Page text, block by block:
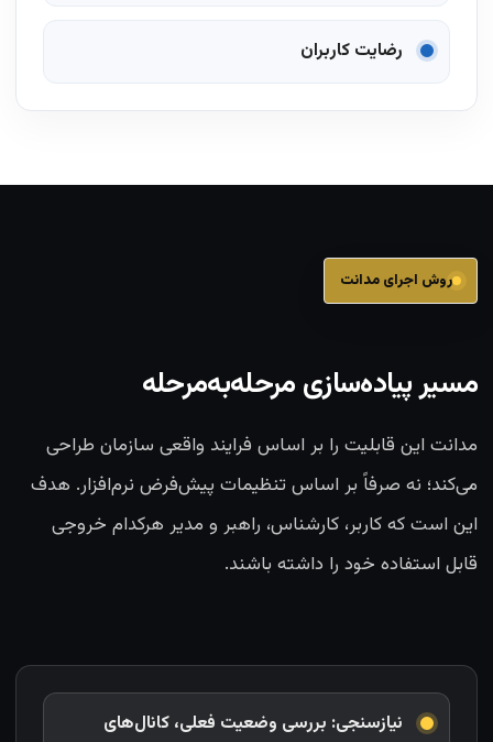
رضایت کاربران
روش اجرای مدانت
مسیر پیاده‌سازی مرحله‌به‌مرحله
مدانت این قابلیت را بر اساس فرایند واقعی سازمان طراحی
می‌کند؛ نه صرفاً بر اساس تنظیمات پیش‌فرض نرم‌افزار. هدف
این است که کاربر، کارشناس، راهبر و مدیر هرکدام خروجی
قابل استفاده خود را داشته باشند.
نیازسنجی: بررسی وضعیت فعلی، کانال‌های